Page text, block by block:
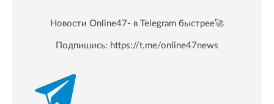
Новости Online47- в Telegram быстрее🚀
Подпишись: https://t.me/online47news